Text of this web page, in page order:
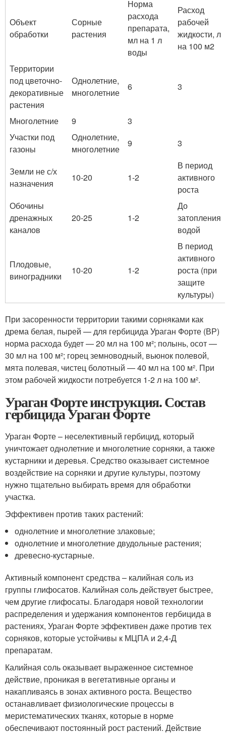
Объект
обработки
Сорные
растения
Норма
расхода
препарата,
мл на 1 л
воды
Расход
рабочей
жидкости, л
на 100 м2
Территории
под цветочно-
декоративные
растения
Однолетние,
многолетние
6 3
Многолетние 9
3
Участки под
газоны
Однолетние,
многолетние
9 3
Земли не с/х
назначения
10-20 1-2
В период
активного
роста
Обочины
дренажных
каналов
20-25 1-2
До
затопления
водой
Плодовые,
виноградники
10-20 1-2
В период
активного
роста (при
защите
культуры)
При засоренности территории такими сорняками как
дрема белая, пырей — для гербицида Ураган Форте (ВР)
норма расхода будет — 20 мл на 100 м²; полынь, осот —
30 мл на 100 м²; горец земноводный, вьюнок полевой,
мята полевая, чистец болотный — 40 мл на 100 м². При
этом рабочей жидкости потребуется 1-2 л на 100 м².
Ураган Форте инструкция. Состав
гербицида Ураган Форте
Ураган Форте – неселективный гербицид, который
уничтожает однолетние и многолетние сорняки, а также
кустарники и деревья. Средство оказывает системное
воздействие на сорняки и другие культуры, поэтому
нужно тщательно выбирать время для обработки
участка.
Эффективен против таких растений:
однолетние и многолетние злаковые;
однолетние и многолетние двудольные растения;
древесно-кустарные.
Активный компонент средства – калийная соль из
группы глифосатов. Калийная соль действует быстрее,
чем другие глифосаты. Благодаря новой технологии
распределения и удержания компонентов гербицида в
растениях, Ураган Форте эффективен даже против тех
сорняков, которые устойчивы к МЦПА и 2,4-Д
препаратам.
Калийная соль оказывает выраженное системное
действие, проникая в вегетативные органы и
накапливаясь в зонах активного роста. Вещество
останавливает физиологические процессы в
меристематических тканях, которые в норме
обеспечивают постоянный рост растений. Действие